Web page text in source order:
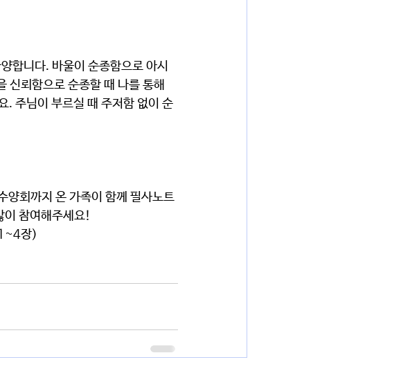
신뢰함으로 순종할 때 나를 통해
. 주님이 부르실 때 주저함 없이 순
이 참여해주세요!
장)